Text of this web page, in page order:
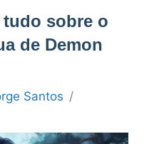
sobre o
de Demon
Santos